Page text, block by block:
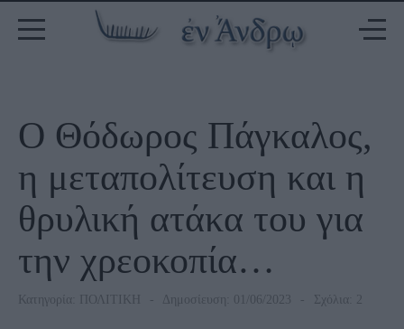
Ο Θόδωρος Πάγκαλος,
η μεταπολίτευση και η
θρυλική ατάκα του για
την χρεοκοπία…
Κατηγορία: ΠΟΛΙΤΙΚΗ Δημοσίευση: 01/06/2023 Σχόλια: 2